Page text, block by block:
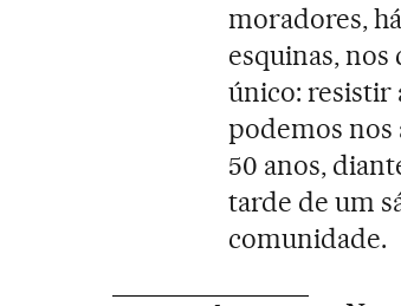
moradores,
esquinas, nos
único: resistir
podemos nos
50 anos,
tarde de um
comunidade.